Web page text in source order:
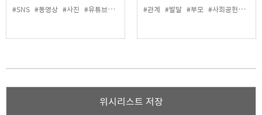
#SNS #동영상 #사진 #유튜브 #키네마스터 #편집
#관계 #발달 #부모 #사회공헌 #자녀
위시리스트 저장